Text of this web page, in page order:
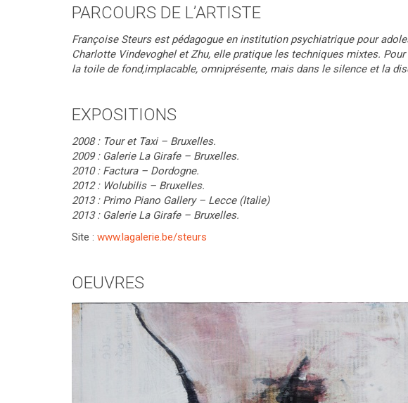
PARCOURS DE L’ARTISTE
Françoise Steurs est pédagogue en institution psychiatrique pour
Charlotte Vindevoghel et Zhu, elle pratique les techniques mixtes.
la toile de fond,implacable, omniprésente, mais dans le silence et la
EXPOSITIONS
2008 : Tour et Taxi – Bruxelles.
2009 : Galerie La Girafe – Bruxelles.
2010 : Factura – Dordogne.
2012 : Wolubilis – Bruxelles.
2013 : Primo Piano Gallery – Lecce (Italie)
2013 : Galerie La Girafe – Bruxelles.
Site : www.lagalerie.be/steurs
OEUVRES